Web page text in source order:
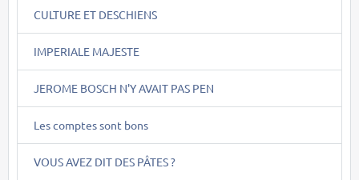
CULTURE ET DESCHIENS
IMPERIALE MAJESTE
JEROME BOSCH N'Y AVAIT PAS PEN
Les comptes sont bons
VOUS AVEZ DIT DES PÂTES ?